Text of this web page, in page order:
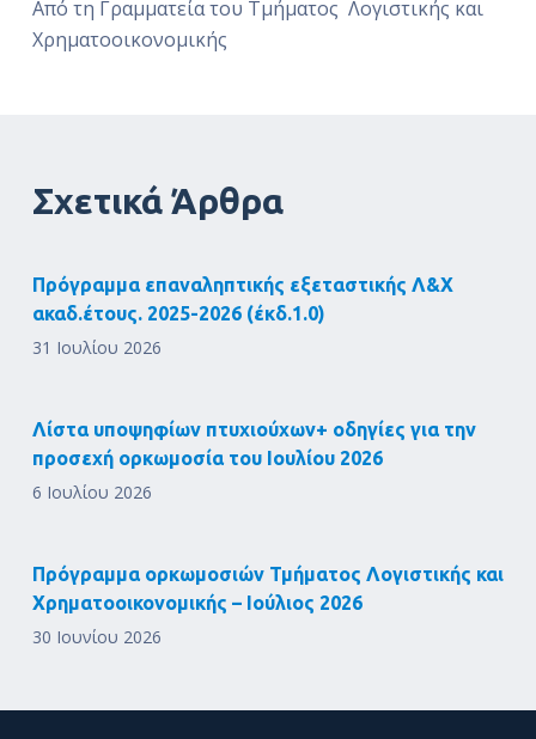
Από τη Γραμματεία του Τμήματος Λογιστικής και
Χρηματοοικονομικής
Σχετικά Άρθρα
Πρόγραμμα επαναληπτικής εξεταστικής Λ&Χ
ακαδ.έτους. 2025-2026 (έκδ.1.0)
31 Ιουλίου 2026
Λίστα υποψηφίων πτυχιούχων+ οδηγίες για την
προσεχή ορκωμοσία του Ιουλίου 2026
6 Ιουλίου 2026
Πρόγραμμα ορκωμοσιών Τμήματος Λογιστικής και
Χρηματοοικονομικής – Ιούλιος 2026
30 Ιουνίου 2026